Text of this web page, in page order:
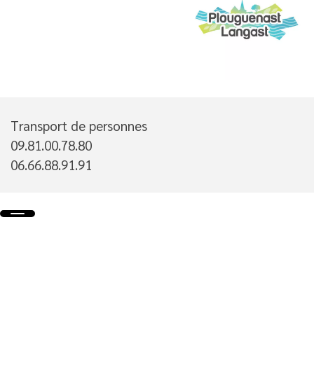
Transport de personnes
09.81.00.78.80
06.66.88.91.91